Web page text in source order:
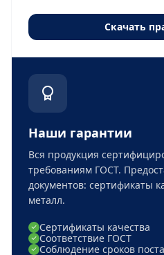
Скачать
Наши гарантии
Вся продукция
требованиям ГОСТ.
документов: сертификаты
металл.
Сертификаты качества
Соответствие ГОСТ
Соблюдение сроков